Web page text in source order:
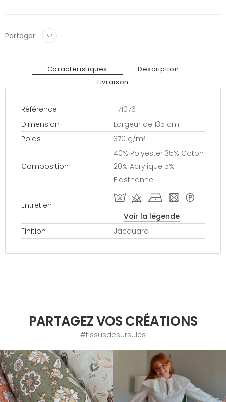
Partager: <>
Caractéristiques
Description
Livraison
Référence
1171076
Dimension
Largeur de 135 cm
Poids
370 g/m²
Composition
40% Polyester 35% Coton
20% Acrylique 5%
Elasthanne
Entretien
T d h - *
Voir la légende
Finition
Jacquard
PARTAGEZ VOS CRÉATIONS
#tissusdesursules